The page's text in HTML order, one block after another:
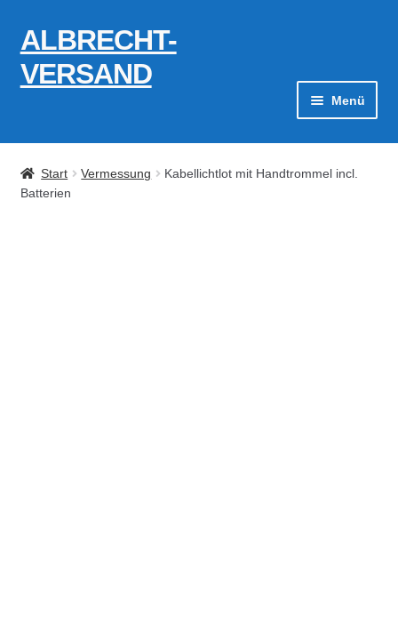
Zur
Navigation
springen
Zum
Inhalt
springen
ALBRECHT-
VERSAND
Menü
Zahlungsarten
AGB
Start Vermessung
Kabellichtlot mit Handtrommel incl.
Batterien